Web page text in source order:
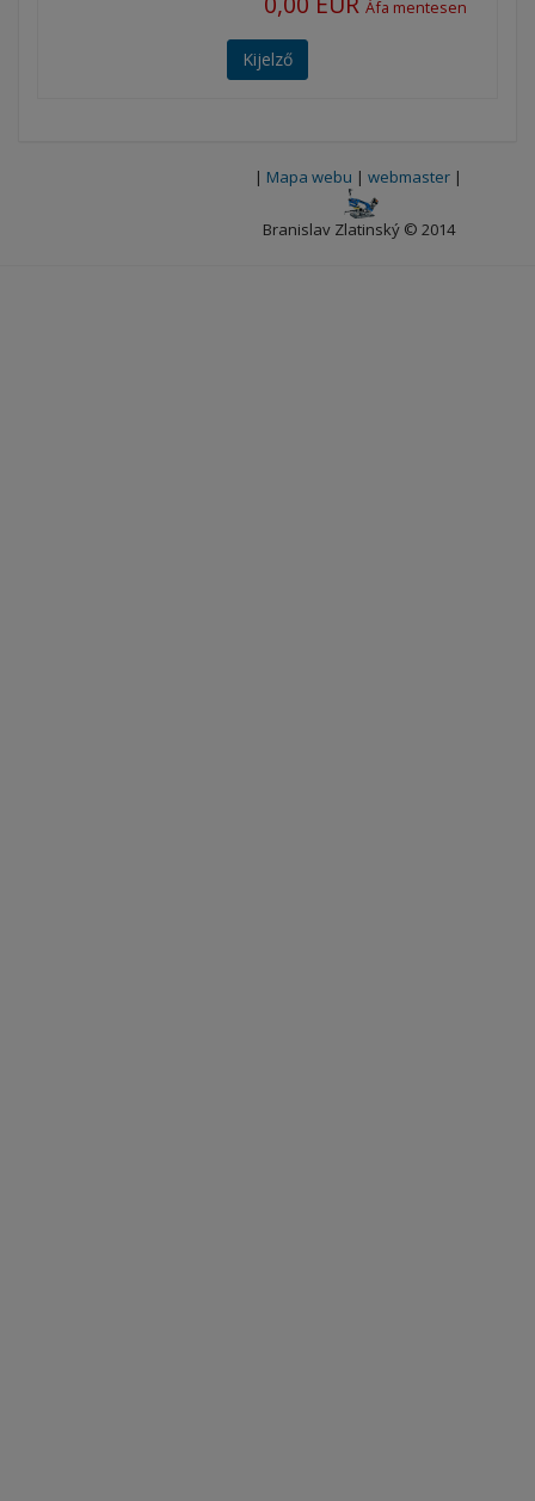
Áfa mentesen
Kijelző
| Mapa webu | webmaster |
Branislav Zlatinský © 2014